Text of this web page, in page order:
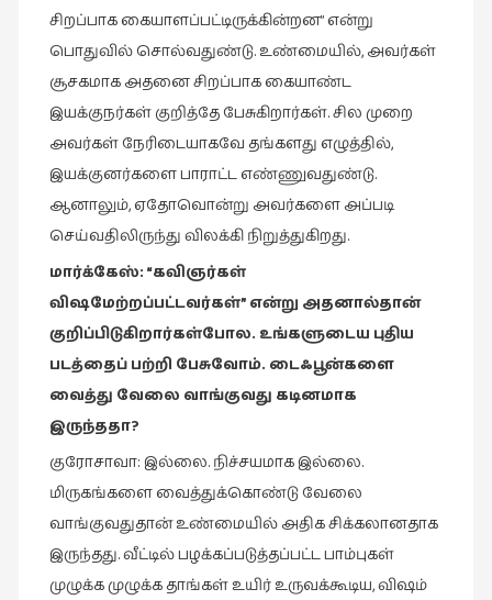
சிறப்பாக கையாளப்பட்டிருக்கின்றன” என்று
பொதுவில் சொல்வதுண்டு. உண்மையில், அவர்கள்
சூசகமாக அதனை சிறப்பாக கையாண்ட
இயக்குநர்கள் குறித்தே பேசுகிறார்கள். சில முறை
அவர்கள் நேரிடையாகவே தங்களது எழுத்தில்,
இயக்குனர்களை பாராட்ட எண்ணுவதுண்டு.
ஆனாலும், ஏதோவொன்று அவர்களை அப்படி
செய்வதிலிருந்து விலக்கி நிறுத்துகிறது.
மார்க்கேஸ்: “கவிஞர்கள்
விஷமேற்றப்பட்டவர்கள்”என்று அதனால்தான்
குறிப்பிடுகிறார்கள்போல. உங்களுடைய புதிய
படத்தைப்பற்றி பேசுவோம். டைஃபூன்களை
வைத்து வேலை வாங்குவது கடினமாக
இருந்ததா?
குரோசாவா: இல்லை. நிச்சயமாக இல்லை.
மிருகங்களை வைத்துக்கொண்டு வேலை
வாங்குவதுதான் உண்மையில் அதிக சிக்கலானதாக
இருந்தது. வீட்டில் பழக்கப்படுத்தப்பட்ட பாம்புகள்
முழுக்க முழுக்க தாங்கள் உயிர் உருவக்கூடிய, விஷம்